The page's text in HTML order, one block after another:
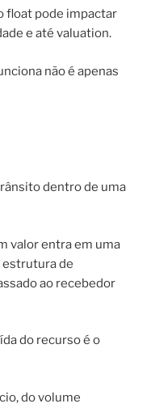
float pode impactar
e até valuation.
não é apenas
dentro de uma
valor entra em uma
estrutura de
ao recebedor
do recurso é o
do volume